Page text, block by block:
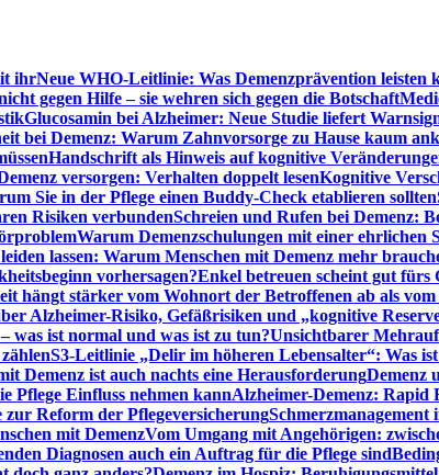
ihrNeue WHO-Leitlinie: Was Demenzprävention leisten
gegen Hilfe – sie wehren sich gegen die Botschaft
Glucosamin bei Alzheimer: Neue Studie liefert
bei Demenz: Warum Zahnvorsorge zu Hause kaum
Handschrift als Hinweis auf kognitive
versorgen: Verhalten doppelt lesenKognitive
Sie in der Pflege einen Buddy-Check etablieren sollten
Risiken verbundenSchreien und Rufen bei Demenz:
Warum Demenzschulungen mit einer ehrlichen
lassen: Warum Menschen mit Demenz mehr
vorhersagen?Enkel betreuen scheint gut fürs
hängt stärker vom Wohnort der Betroffenen ab als vom
Alzheimer-Risiko, Gefäßrisiken und „kognitive
was ist normal und was ist zu tun?Unsichtbarer
S3-Leitlinie „Delir im höheren Lebensalter“: Was
Demenz ist auch nachts eine HerausforderungDemenz
Pflege Einfluss nehmen kannAlzheimer-Demenz: Rapid
Reform der Pflegeversicherung
mit DemenzVom Umgang mit Angehörigen:
Diagnosen auch ein Auftrag für die Pflege sind